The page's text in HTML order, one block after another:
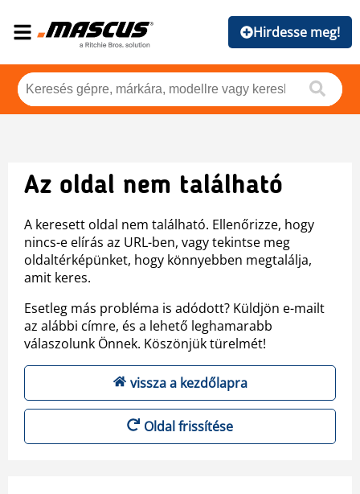
Hirdesse meg!
Az oldal nem található
A keresett oldal nem található. Ellenőrizze, hogy
nincs-e elírás az URL-ben, vagy tekintse meg
oldaltérképünket, hogy könnyebben megtalálja,
amit keres.
Esetleg más probléma is adódott? Küldjön e-mailt
az alábbi címre, és a lehető leghamarabb
válaszolunk Önnek. Köszönjük türelmét!
vissza a kezdőlapra
Oldal frissítése